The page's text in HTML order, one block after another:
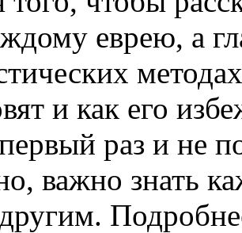
еврею, а
и как его
раз и не
важно знать